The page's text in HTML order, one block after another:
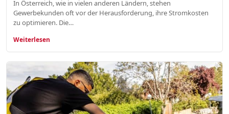
In Österreich, wie in vielen anderen Ländern, stehen
Gewerbekunden oft vor der Herausforderung, ihre Stromkosten
zu optimieren. Die…
Weiterlesen